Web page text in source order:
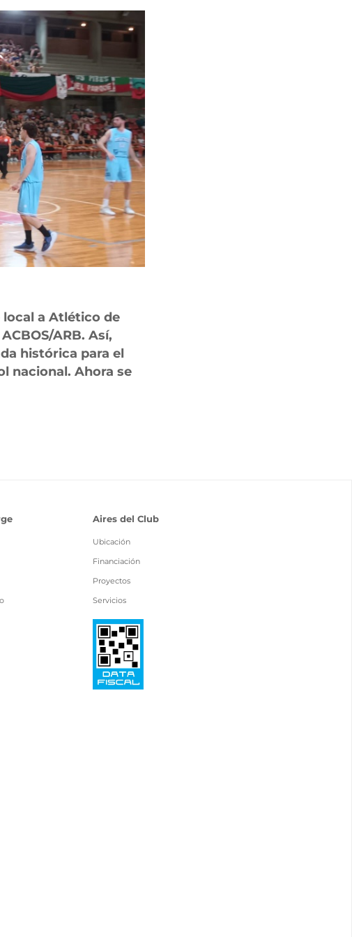
a Atlético de
ARB. Así,
histórica para el
nacional. Ahora se
Aires del Club
Ubicación
Financiación
Proyectos
Servicios